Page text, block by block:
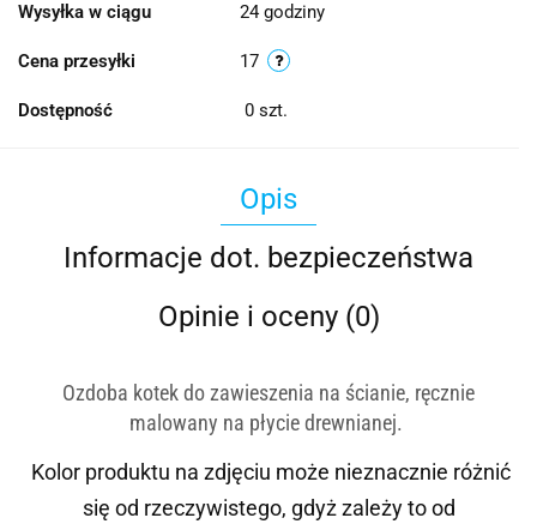
Wysyłka w ciągu 24 godziny
Cena przesyłki 17
Dostępność 0 szt.
Opis
Informacje dot. bezpieczeństwa
Opinie i oceny (0)
Ozdoba kotekdo zawieszenia na ścianie, ręcznie
malowany na płycie drewnianej.
Kolor produktu na zdjęciu może nieznacznie różnić
się od rzeczywistego, gdyż zależy to od